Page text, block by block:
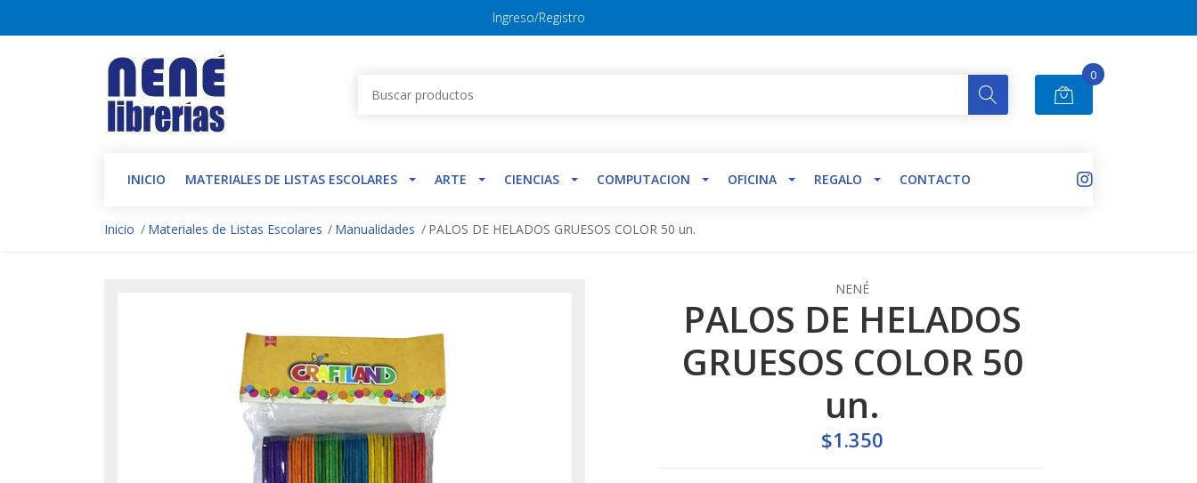
Ingreso/Registro
0
INICIO MATERIALES DE LISTAS ESCOLARES ARTE CIENCIAS COMPUTACION OFICINA REGALO CONTACTO
Inicio Materiales de Listas Escolares Manualidades PALOS DE HELADOS GRUESOS COLOR 50 un.
NENÉ
PALOS DE HELADOS
GRUESOS COLOR 50
un.
$1.350